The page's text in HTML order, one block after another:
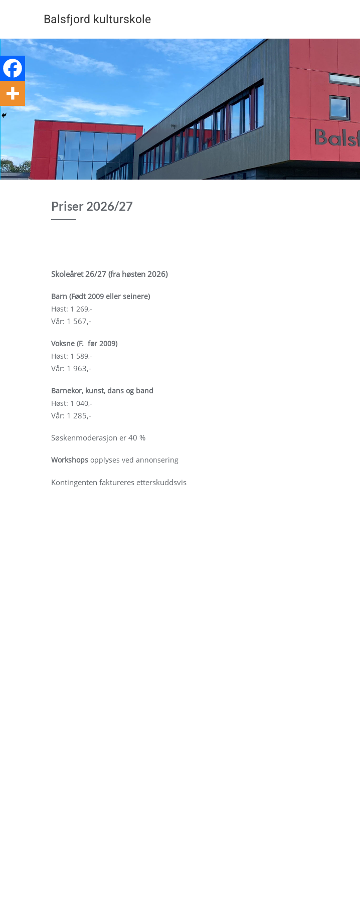
Balsfjord kulturskole
Priser 2026/27
Skoleåret 26/27 (fra høsten 2026)
Barn (Født 2009 eller seinere)
Høst: 1 269,-
Vår: 1 567,-
Voksne (F. før 2009)
Høst: 1 589,-
Vår: 1 963,-
Barnekor, kunst, dans og band
Høst: 1 040,-
Vår: 1 285,-
Søskenmoderasjon er 40 %
Workshops opplyses ved annonsering
Kontingenten faktureres etterskuddsvis